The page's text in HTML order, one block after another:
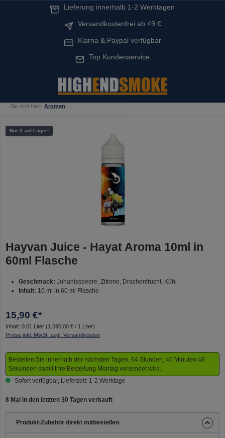
Lieferung innerhalb 1-2 Werktagen
Versandkostenfrei ab 49 €
Klarna & Paypal verfügbar
Top Kundenservice
Sie sind hier: Aromen
Bildergalerie überspringen
Nur 2 auf Lager!
Hayvan Juice - Hayat Aroma 10ml in
60ml Flasche
Geschmack: Johanissbeere, Zitrone, Drachenfrucht, Kühl
Inhalt: 10 ml in 60 ml Flasche
15,90 €*
Inhalt: 0.01 Liter (1.590,00 € / 1 Liter)
Preise inkl. MwSt. zzgl. Versandkosten
Bestellen Sie innerhalb der nächsten Tagen, 64 Stunden, 40 Minuten 48
Sekunden damit Ihre Bestellung Montag versendet wird.
Sofort verfügbar, Lieferzeit: 1-2 Werktage
8 Mal in den letzten 30 Tagen verkauft
Produkt-Zubehör direkt mitbestellen